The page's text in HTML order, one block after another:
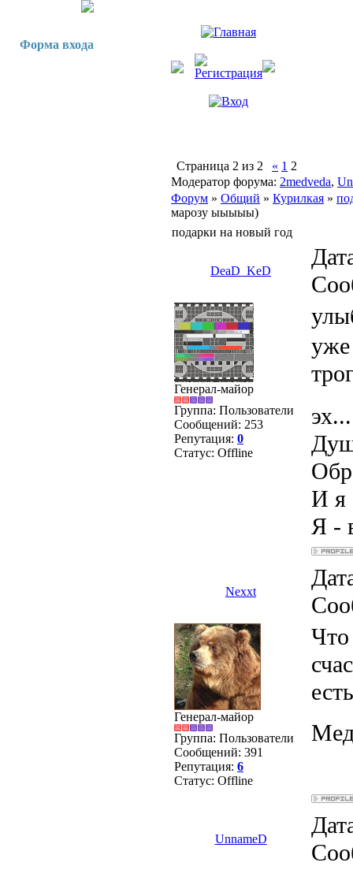
Форма входа
Страница 2 из 2 « 1 2
Модератор форума: 2medveda,
Форум » Общий » Курилкая »
марозу ыыыыы)
подарки на новый год
DeaD_KeD
Генерал-майор
Группа: Пользователи
Сообщений: 253
Репутация: 0
Статус: Offline
уже
эх...
И я
Я -
Nexxt
Генерал-майор
Группа: Пользователи
Сообщений: 391
Репутация: 6
Статус: Offline
Что
UnnameD